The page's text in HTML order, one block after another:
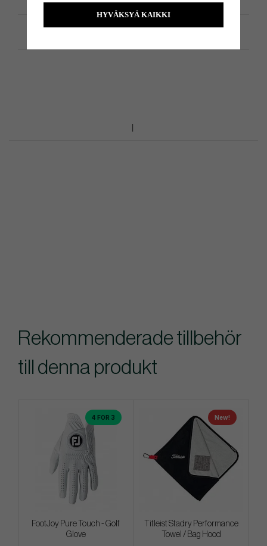
Rekommenderade tillbehör
till denna produkt
4 FOR 3
FootJoy Pure Touch - Golf
Glove
New!
Titleist Stadry Performance
Towel / Bag Hood
HYVÄKSYÄ KAIKKI